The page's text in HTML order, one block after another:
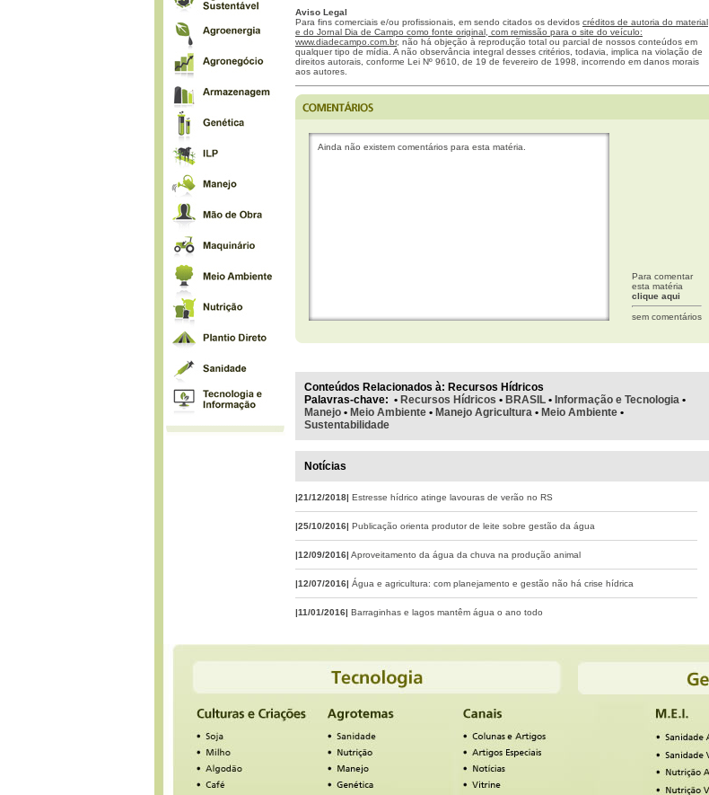
Aviso Legal
Para fins comerciais e/ou profissionais, em sendo citados os devidos créditos de autoria do material
e do Jornal Dia de Campo como fonte original, com remissão para o site do veículo:
www.diadecampo.com.br, não há objeção à reprodução total ou parcial de nossos conteúdos em
qualquer tipo de mídia. A não observância integral desses critérios, todavia, implica na violação de
direitos autorais, conforme Lei Nº 9610, de 19 de fevereiro de 1998, incorrendo em danos morais
aos autores.
Ainda não existem comentários para esta matéria.
Para comentar
esta matéria
clique aqui
sem comentários
Conteúdos Relacionados à: Recursos Hídricos
Palavras-chave: • Recursos Hídricos • BRASIL • Informação e Tecnologia •
Manejo • Meio Ambiente • Manejo Agricultura • Meio Ambiente •
Sustentabilidade
Notícias
|21/12/2018| Estresse hídrico atinge lavouras de verão no RS
|25/10/2016| Publicação orienta produtor de leite sobre gestão da água
|12/09/2016| Aproveitamento da água da chuva na produção animal
|12/07/2016| Água e agricultura: com planejamento e gestão não há crise hídrica
|11/01/2016| Barraginhas e lagos mantêm água o ano todo